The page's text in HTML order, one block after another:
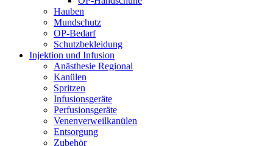
Hauben
Mundschutz
OP-Bedarf
Schutzbekleidung
Injektion und Infusion
Anästhesie Regional
Kanülen
Spritzen
Infusionsgeräte
Perfusionsgeräte
Venenverweilkanülen
Entsorgung
Zubehör